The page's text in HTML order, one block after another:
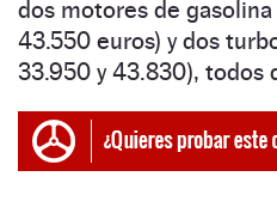
dos motores de
43.550 euros) y dos
33.950 y 43.830), todos